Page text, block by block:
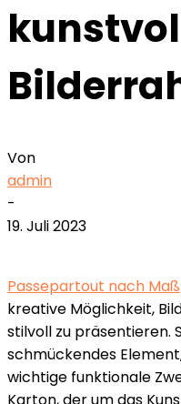
Von
admin
-
19. Juli 2023
Passepartout nach Maß
kreative Möglichkeit,
stilvoll zu präsentieren.
schmückendes
wichtige funktionale
Karton, der um das